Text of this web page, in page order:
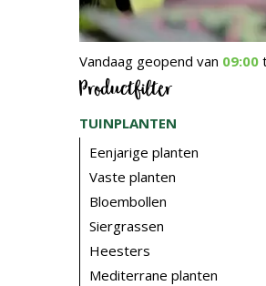
Vandaag geopend van 09:00
Productfilter
TUINPLANTEN
Eenjarige planten
Vaste planten
Bloembollen
Siergrassen
Heesters
Mediterrane planten